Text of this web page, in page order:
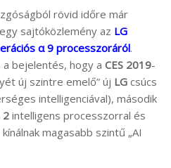
rövid időre már
sajtóközlemény az LG
α 9 processzoráról.
bejelentés, hogy a CES 2019-
új szintre emelő” új LG csúcs
intelligenciával), második
2 intelligens processzorral és
magasabb szintű „AI